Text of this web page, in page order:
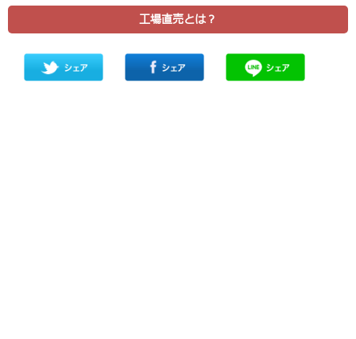
工場直売とは？